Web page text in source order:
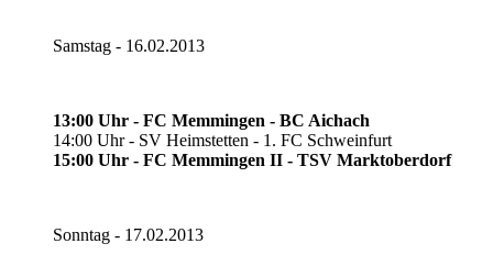
Samstag - 16.02.2013
13:00 Uhr - FC Memmingen - BC Aichach
14:00 Uhr - SV Heimstetten - 1. FC Schweinfurt
15:00 Uhr - FC Memmingen II - TSV Marktoberdorf
Sonntag - 17.02.2013